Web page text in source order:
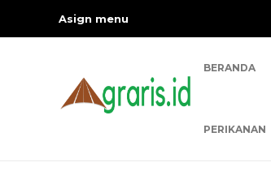
Asign menu
BERANDA
PERIKANAN